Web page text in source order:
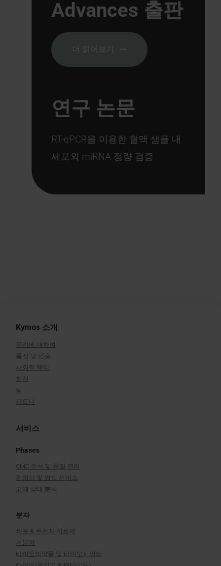
Advances 출판
연구 논문
RT-qPCR을 이용한 혈액 샘플 내
세포외 miRNA 정량 검증
Kymos 소개
우리에 대하여
품질 및 인증
사회적 책임
혁신
팀
파트너
서비스
Phases
CMC 분석 및 품질 관리
전임상 및 임상 서비스
고체 상태 분석
분자
세포 & 유전자 치료제
저분자
바이오의약품 및 바이오시밀러